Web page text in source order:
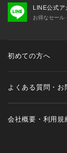
LINE公式ア
お得なセール
初めての方へ
よくある質問・お
会社概要・利用規